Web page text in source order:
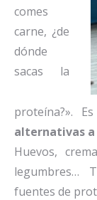
comes
carne, ¿de
dónde
sacas la
proteína?».
alternativas a
Huevos,
legumbres…
fuentes de